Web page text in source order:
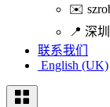
✉️
📍 深
联系我们
English (UK)